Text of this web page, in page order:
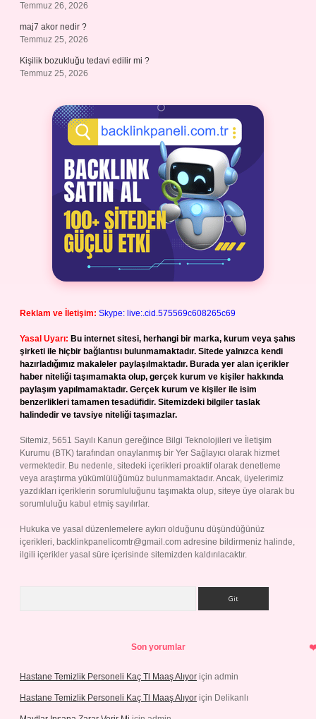
Temmuz 26, 2026
maj7 akor nedir ?
Temmuz 25, 2026
Kişilik bozukluğu tedavi edilir mi ?
Temmuz 25, 2026
Reklam ve İletişim: Skype: live:.cid.575569c608265c69
Yasal Uyarı: Bu internet sitesi, herhangi bir marka, kurum veya şahıs
şirketi ile hiçbir bağlantısı bulunmamaktadır. Sitede yalnızca kendi
hazırladığımız makaleler paylaşılmaktadır. Burada yer alan içerikler
haber niteliği taşımamakta olup, gerçek kurum ve kişiler hakkında
paylaşım yapılmamaktadır. Gerçek kurum ve kişiler ile isim
benzerlikleri tamamen tesadüfidir. Sitemizdeki bilgiler taslak
halindedir ve tavsiye niteliği taşımazlar.
Sitemiz, 5651 Sayılı Kanun gereğince Bilgi Teknolojileri ve İletişim
Kurumu (BTK) tarafından onaylanmış bir Yer Sağlayıcı olarak hizmet
vermektedir. Bu nedenle, sitedeki içerikleri proaktif olarak denetleme
veya araştırma yükümlülüğümüz bulunmamaktadır. Ancak, üyelerimiz
yazdıkları içeriklerin sorumluluğunu taşımakta olup, siteye üye olarak bu
sorumluluğu kabul etmiş sayılırlar.
Hukuka ve yasal düzenlemelere aykırı olduğunu düşündüğünüz
içerikleri, backlinkpanelicomtr@gmail.com adresine bildirmeniz halinde,
ilgili içerikler yasal süre içerisinde sitemizden kaldırılacaktır.
Son yorumlar
Hastane Temizlik Personeli Kaç Tl Maaş Alıyor için admin
Hastane Temizlik Personeli Kaç Tl Maaş Alıyor için Delikanlı